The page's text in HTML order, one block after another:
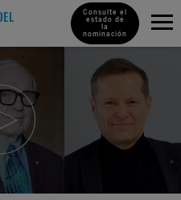
Consulte el
estado de
la
nominación